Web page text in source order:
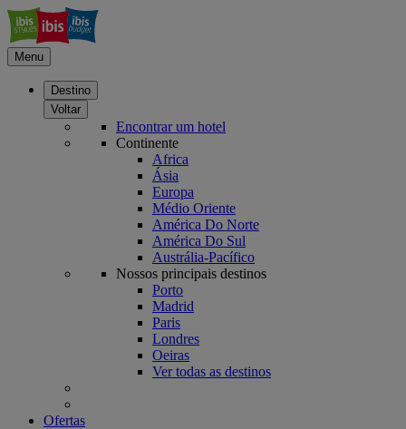
Menu
Destino
Voltar
Encontrar um hotel
Continente
Africa
Ásia
Europa
Médio Oriente
América Do Norte
América Do Sul
Austrália-Pacífico
Nossos principais destinos
Porto
Madrid
Paris
Londres
Oeiras
Ver todas as destinos
Ofertas